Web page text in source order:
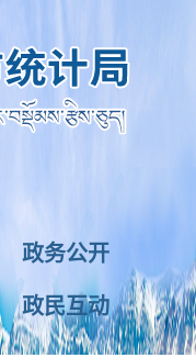
政务公开
政民互动